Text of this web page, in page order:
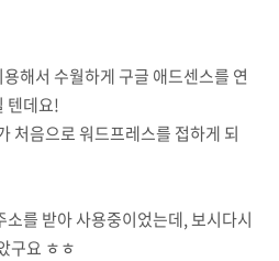
해서 수월하게 구글 애드센스를 연
텐데요!
처음으로 워드프레스를 접하게 되
를 받아 사용중이었는데, 보시다시
구요 ㅎㅎ